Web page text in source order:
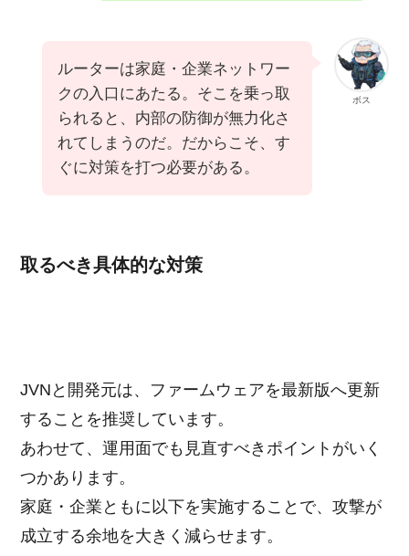
ボス
ルーターは家庭・企業ネットワー
クの入口にあたる。そこを乗っ取
られると、内部の防御が無力化さ
れてしまうのだ。だからこそ、す
ぐに対策を打つ必要がある。
取るべき具体的な対策
JVNと開発元は、ファームウェアを最新版へ更新
することを推奨しています。
あわせて、運用面でも見直すべきポイントがいく
つかあります。
家庭・企業ともに以下を実施することで、攻撃が
成立する余地を大きく減らせます。